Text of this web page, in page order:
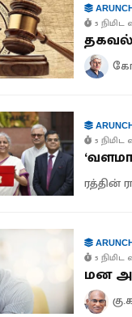
5 நிமிட
5 நிமிட
ரத்தின்
5 நிமிட
மன